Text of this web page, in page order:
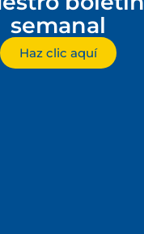
semanal
Haz clic aquí